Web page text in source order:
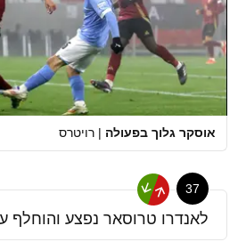
אוסקר גלוך בפעולה | רויטרס
37
לאנדרו טרוסאר נפצע והוחלף